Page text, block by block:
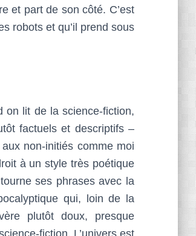
et part de son côté. C’est
robots et qu’il prend sous
on lit de la science-fiction,
factuels et descriptifs –
non-initiés comme moi
à un style très poétique
ses phrases avec la
qui, loin de la
plutôt doux, presque
fiction. L’univers est